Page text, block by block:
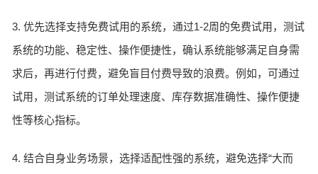
3. 优先选择支持免费试用的系统，通过1-2周的免费试用，测试
系统的功能、稳定性、操作便捷性，确认系统能够满足自身需
求后，再进行付费，避免盲目付费导致的浪费。例如，可通过
试用，测试系统的订单处理速度、库存数据准确性、操作便捷
性等核心指标。
4. 结合自身业务场景，选择适配性强的系统，避免选择“大而